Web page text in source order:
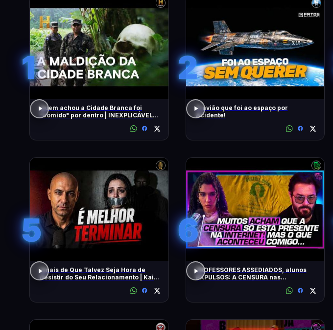
1
Quem achou a Cidade Branca foi
"comido" por dentro | INEXPLICÁVEL
2
O avião que foi ao espaço por
Acidente!
5
Sinais de Que Talvez Seja Hora de
Desistir do Seu Relacionamento | Kaio
6
PROFESSORES ASSEDIADOS, alunos
EXPULSOS: A CENSURA nas